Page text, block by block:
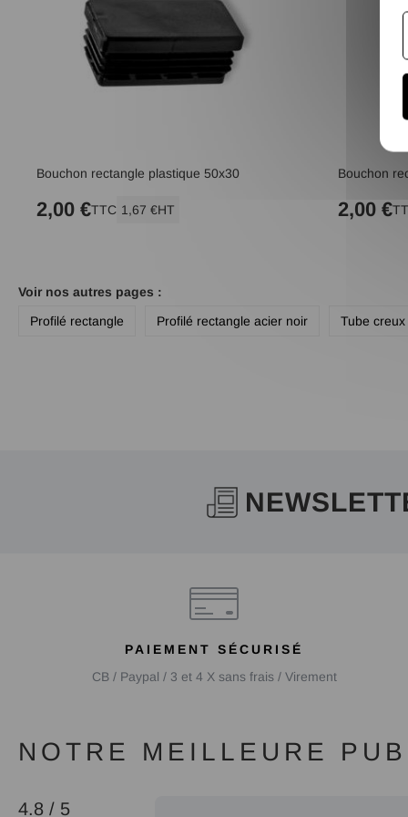
Bouchon rectangle plastique 50x30
2,00 €TTC 1,67 €HT
Bouchon
2,00 €
Voir nos autres pages :
Profilé rectangle
Profilé rectangle acier noir Tube
PAIEMENT SÉCURISÉ
CB / Paypal / 3 et 4 X sans frais / Virement
NOTRE MEILLEURE
4.8 / 5